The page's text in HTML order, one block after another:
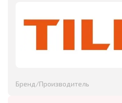
Бренд/Производитель